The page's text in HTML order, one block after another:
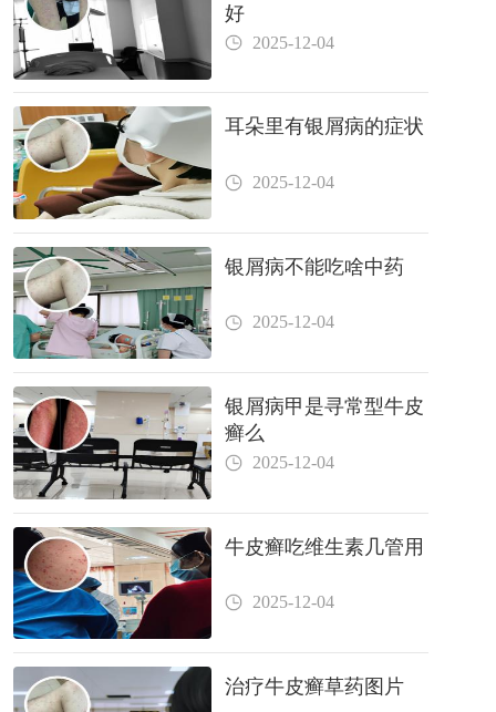
好
2025-12-04
耳朵里有银屑病的症状
2025-12-04
银屑病不能吃啥中药
2025-12-04
银屑病甲是寻常型牛皮
癣么
2025-12-04
牛皮癣吃维生素几管用
2025-12-04
治疗牛皮癣草药图片